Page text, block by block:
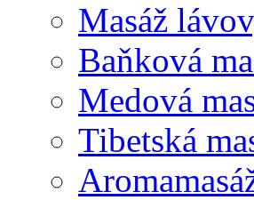
Masáž
Baňková
Medová
Tibetská